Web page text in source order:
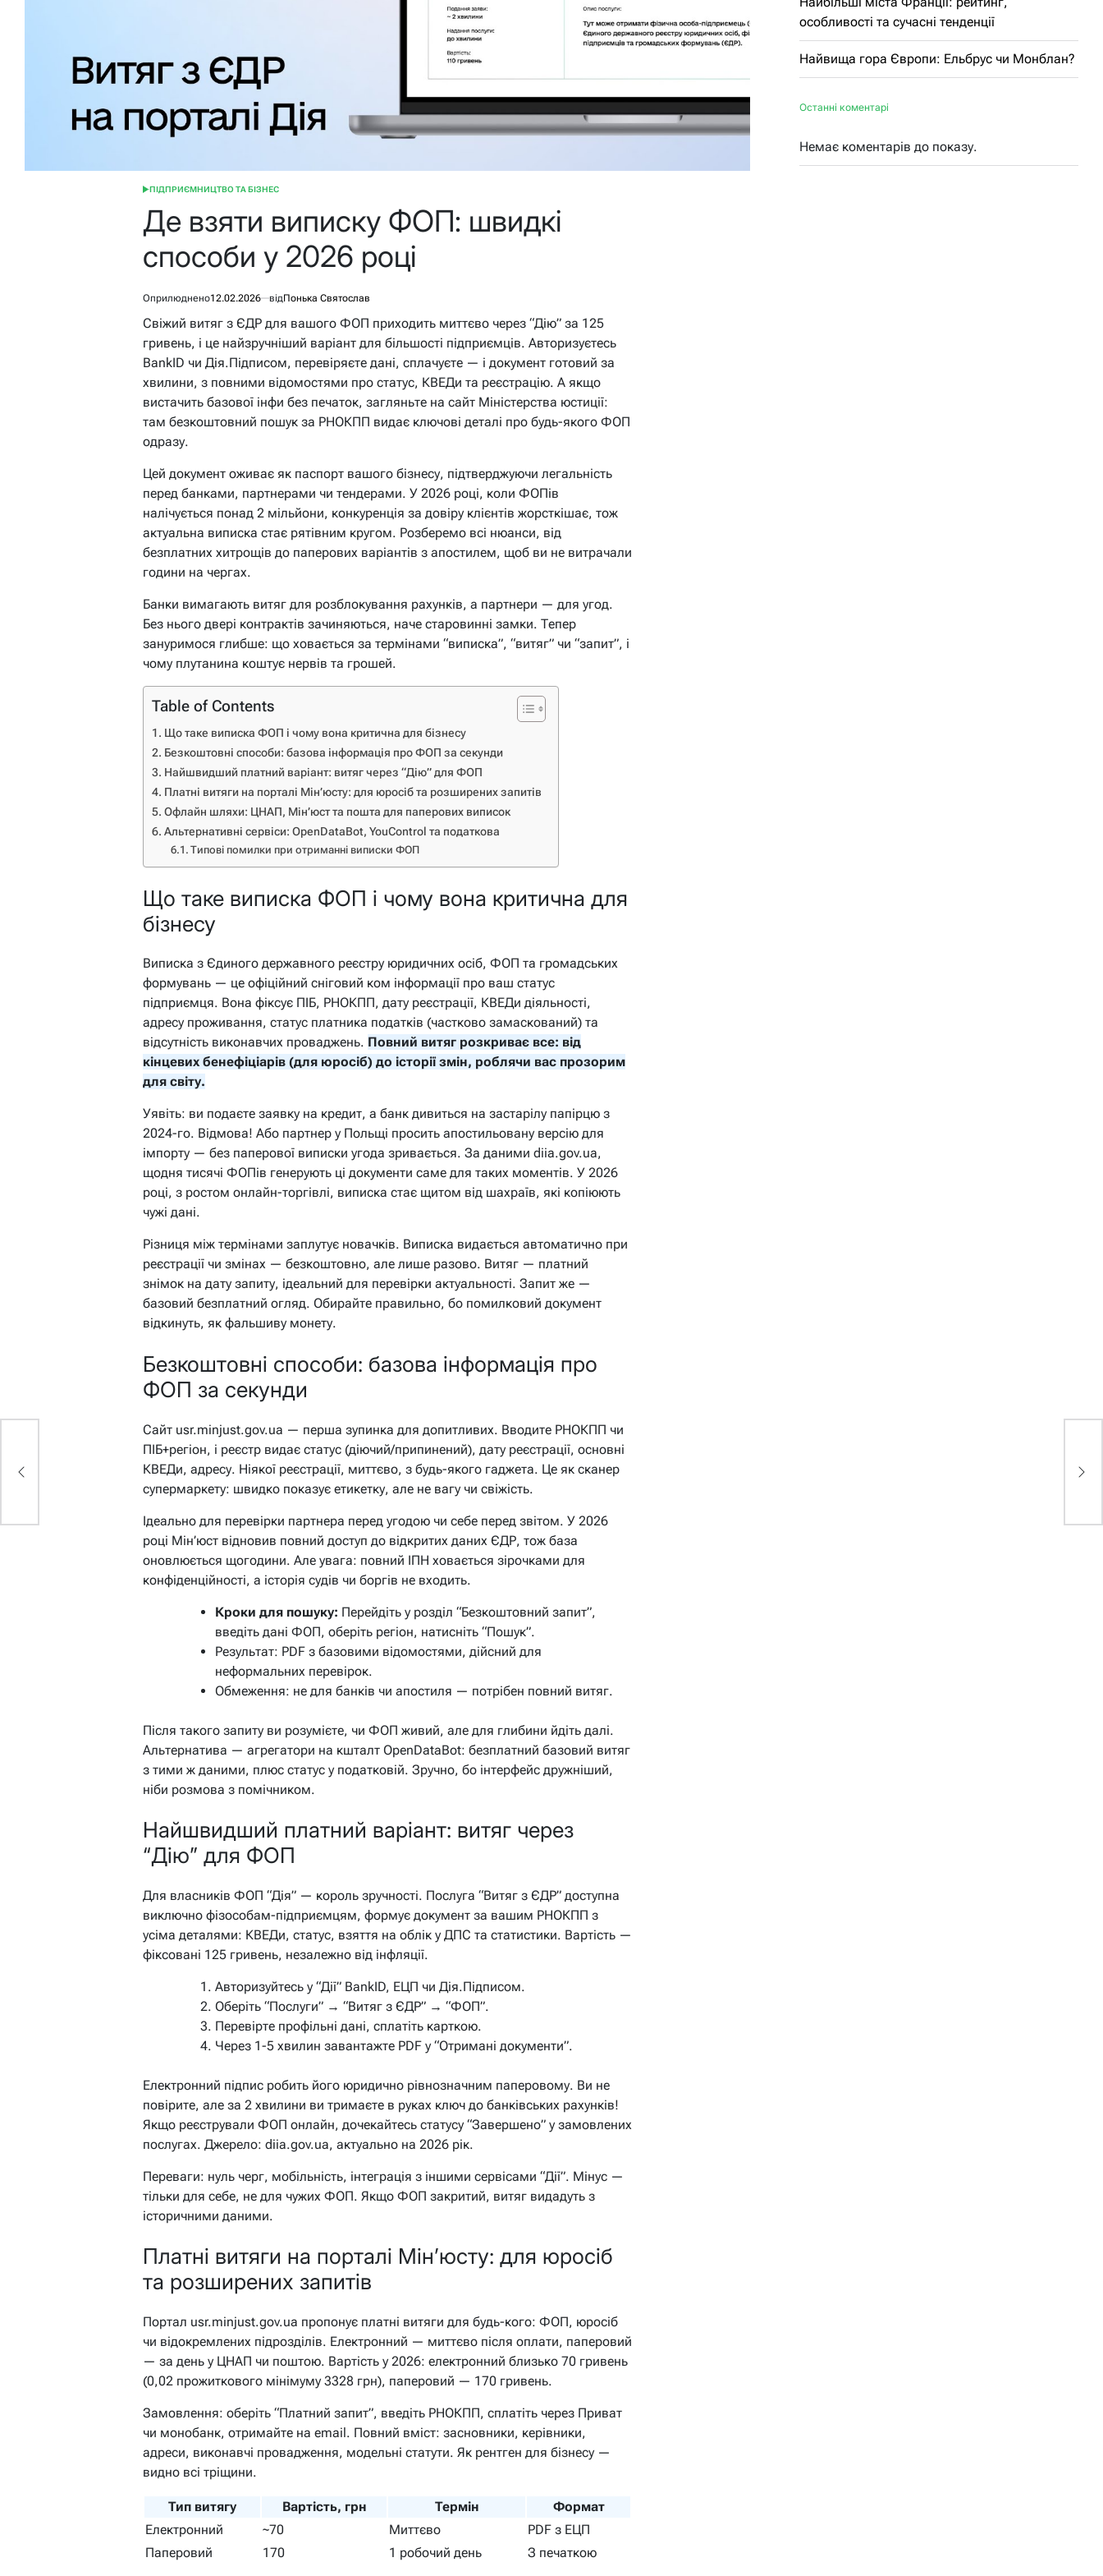
ОПУБЛІКУВАТИ
ПІДПРИЄМНИЦТВО ТА БІЗНЕС
Де взяти виписку ФОП: швидкі
способи у 2026 році
Оприлюднено12.02.2026 відПонька Святослав
Свіжий витяг з ЄДР для вашого ФОП приходить миттєво через “Дію” за 125
гривень, і це найзручніший варіант для більшості підприємців. Авторизуєтесь
BankID чи Дія.Підписом, перевіряєте дані, сплачуєте — і документ готовий за
хвилини, з повними відомостями про статус, КВЕДи та реєстрацію. А якщо
вистачить базової інфи без печаток, загляньте на сайт Міністерства юстиції:
там безкоштовний пошук за РНОКПП видає ключові деталі про будь-якого ФОП
одразу.
Цей документ оживає як паспорт вашого бізнесу, підтверджуючи легальність
перед банками, партнерами чи тендерами. У 2026 році, коли ФОПів
налічується понад 2 мільйони, конкуренція за довіру клієнтів жорсткішає, тож
актуальна виписка стає рятівним кругом. Розберемо всі нюанси, від
безплатних хитрощів до паперових варіантів з апостилем, щоб ви не витрачали
години на чергах.
Банки вимагають витяг для розблокування рахунків, а партнери — для угод.
Без нього двері контрактів зачиняються, наче старовинні замки. Тепер
зануримося глибше: що ховається за термінами “виписка”, “витяг” чи “запит”, і
чому плутанина коштує нервів та грошей.
Table of Contents
Що таке виписка ФОП і чому вона критична для бізнесу
Безкоштовні способи: базова інформація про ФОП за секунди
Найшвидший платний варіант: витяг через “Дію” для ФОП
Платні витяги на порталі Мін’юсту: для юросіб та розширених запитів
Офлайн шляхи: ЦНАП, Мін’юст та пошта для паперових виписок
Альтернативні сервіси: OpenDataBot, YouControl та податкова
Типові помилки при отриманні виписки ФОП
Що таке виписка ФОП і чому вона критична для
бізнесу
Виписка з Єдиного державного реєстру юридичних осіб, ФОП та громадських
формувань — це офіційний сніговий ком інформації про ваш статус
підприємця. Вона фіксує ПІБ, РНОКПП, дату реєстрації, КВЕДи діяльності,
адресу проживання, статус платника податків (частково замаскований) та
відсутність виконавчих проваджень. Повний витяг розкриває все: від
кінцевих бенефіціарів (для юросіб) до історії змін, роблячи вас прозорим
для світу.
Уявіть: ви подаєте заявку на кредит, а банк дивиться на застарілу папірцю з
2024-го. Відмова! Або партнер у Польщі просить апостильовану версію для
імпорту — без паперової виписки угода зривається. За даними diia.gov.ua,
щодня тисячі ФОПів генерують ці документи саме для таких моментів. У 2026
році, з ростом онлайн-торгівлі, виписка стає щитом від шахраїв, які копіюють
чужі дані.
Різниця між термінами заплутує новачків. Виписка видається автоматично при
реєстрації чи змінах — безкоштовно, але лише разово. Витяг — платний
знімок на дату запиту, ідеальний для перевірки актуальності. Запит же —
базовий безплатний огляд. Обирайте правильно, бо помилковий документ
відкинуть, як фальшиву монету.
Безкоштовні способи: базова інформація про
ФОП за секунди
Сайт usr.minjust.gov.ua — перша зупинка для допитливих. Вводите РНОКПП чи
ПІБ+регіон, і реєстр видає статус (діючий/припинений), дату реєстрації, основні
КВЕДи, адресу. Ніякої реєстрації, миттєво, з будь-якого гаджета. Це як сканер
супермаркету: швидко показує етикетку, але не вагу чи свіжість.
Ідеально для перевірки партнера перед угодою чи себе перед звітом. У 2026
році Мін’юст відновив повний доступ до відкритих даних ЄДР, тож база
оновлюється щогодини. Але увага: повний ІПН ховається зірочками для
конфіденційності, а історія судів чи боргів не входить.
Кроки для пошуку: Перейдіть у розділ “Безкоштовний запит”,
введіть дані ФОП, оберіть регіон, натисніть “Пошук”.
Результат: PDF з базовими відомостями, дійсний для
неформальних перевірок.
Обмеження: не для банків чи апостиля — потрібен повний витяг.
Після такого запиту ви розумієте, чи ФОП живий, але для глибини йдіть далі.
Альтернатива — агрегатори на кшталт OpenDataBot: безплатний базовий витяг
з тими ж даними, плюс статус у податковій. Зручно, бо інтерфейс дружніший,
ніби розмова з помічником.
Найшвидший платний варіант: витяг через
“Дію” для ФОП
Для власників ФОП “Дія” — король зручності. Послуга “Витяг з ЄДР” доступна
виключно фізособам-підприємцям, формує документ за вашим РНОКПП з
усіма деталями: КВЕДи, статус, взяття на облік у ДПС та статистики. Вартість —
фіксовані 125 гривень, незалежно від інфляції.
Авторизуйтесь у “Дії” BankID, ЕЦП чи Дія.Підписом.
Оберіть “Послуги” → “Витяг з ЄДР” → “ФОП”.
Перевірте профільні дані, сплатіть карткою.
Через 1-5 хвилин завантажте PDF у “Отримані документи”.
Електронний підпис робить його юридично рівнозначним паперовому. Ви не
повірите, але за 2 хвилини ви тримаєте в руках ключ до банківських рахунків!
Якщо реєстрували ФОП онлайн, дочекайтесь статусу “Завершено” у замовлених
послугах. Джерело: diia.gov.ua, актуально на 2026 рік.
Переваги: нуль черг, мобільність, інтеграція з іншими сервісами “Дії”. Мінус —
тільки для себе, не для чужих ФОП. Якщо ФОП закритий, витяг видадуть з
історичними даними.
Платні витяги на порталі Мін’юсту: для юросіб
та розширених запитів
Портал usr.minjust.gov.ua пропонує платні витяги для будь-кого: ФОП, юросіб
чи відокремлених підрозділів. Електронний — миттєво після оплати, паперовий
— за день у ЦНАП чи поштою. Вартість у 2026: електронний близько 70 гривень
(0,02 прожиткового мінімуму 3328 грн), паперовий — 170 гривень.
Замовлення: оберіть “Платний запит”, введіть РНОКПП, сплатіть через Приват
чи монобанк, отримайте на email. Повний вміст: засновники, керівники,
адреси, виконавчі провадження, модельні статути. Як рентген для бізнесу —
видно всі тріщини.
Тип витягу Вартість, грн Термін
Формат
Електронний
~70 Миттєво
PDF з ЕЦП
Паперовий
170 1 робочий день З печаткою
особливості та сучасні тенденції
Найвища гора Європи: Ельбрус чи Монблан?
Останні коментарі
Немає коментарів до показу.